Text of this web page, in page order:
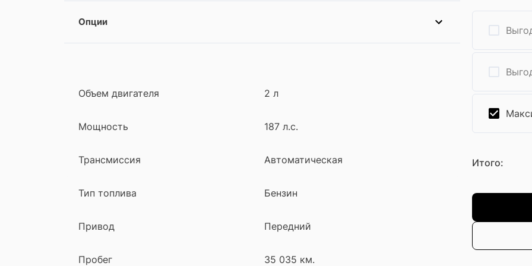
Опции
Объем двигателя 2 л
Мощность 187 л.с.
Трансмиссия Автоматическая
Тип топлива Бензин
Привод Передний
Пробег 35 035 км.
Итого: